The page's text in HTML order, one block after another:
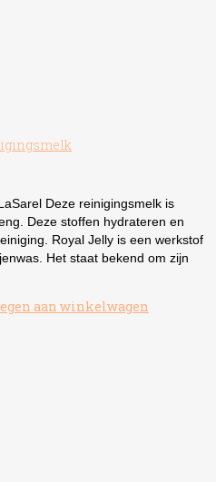
Deze reinigingsmelk is
Deze stoffen hydrateren en
Royal Jelly is een werkstof
Het staat bekend om zijn
aan winkelwagen